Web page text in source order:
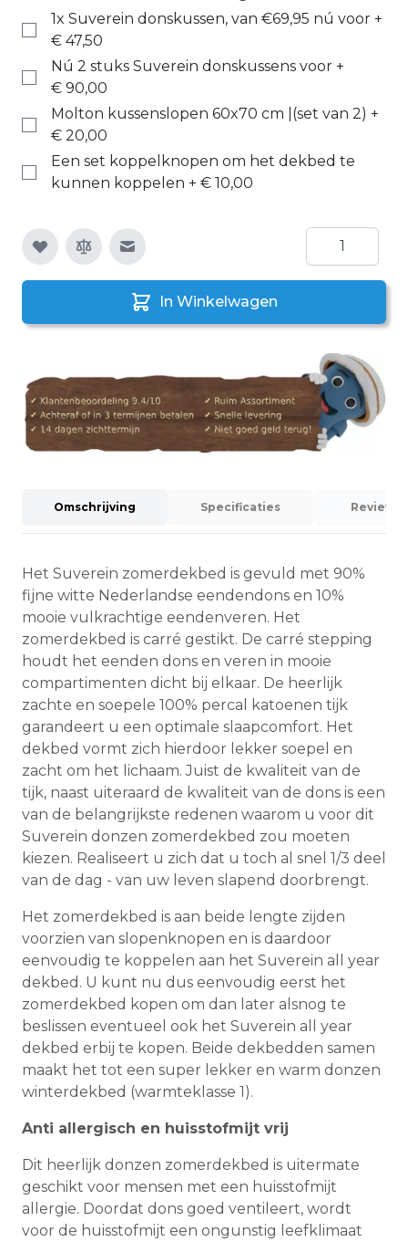
1x Suverein donskussen, van €69,95 nú voor +
€ 47,50
Nú 2 stuks Suverein donskussens voor +
€ 90,00
Molton kussenslopen 60x70 cm |(set van 2) +
€ 20,00
Een set koppelknopen om het dekbed te
kunnen koppelen + € 10,00
E-mail naar een vriend
Aantal
In Winkelwagen
Omschrijving Specificaties Reviews
Het Suverein zomerdekbed is gevuld met 90%
fijne witte Nederlandse eendendons en 10%
mooie vulkrachtige eendenveren. Het
zomerdekbed is carré gestikt. De carré stepping
houdt het eenden dons en veren in mooie
compartimenten dicht bij elkaar. De heerlijk
zachte en soepele 100% percal katoenen tijk
garandeert u een optimale slaapcomfort. Het
dekbed vormt zich hierdoor lekker soepel en
zacht om het lichaam. Juist de kwaliteit van de
tijk, naast uiteraard de kwaliteit van de dons is een
van de belangrijkste redenen waarom u voor dit
Suverein donzen zomerdekbed zou moeten
kiezen. Realiseert u zich dat u toch al snel 1/3 deel
van de dag - van uw leven slapend doorbrengt.
Het zomerdekbed is aan beide lengte zijden
voorzien van slopenknopen en is daardoor
eenvoudig te koppelen aan het Suverein all year
dekbed. U kunt nu dus eenvoudig eerst het
zomerdekbed kopen om dan later alsnog te
beslissen eventueel ook het Suverein all year
dekbed erbij te kopen. Beide dekbedden samen
maakt het tot een super lekker en warm donzen
winterdekbed (warmteklasse 1).
Anti allergisch en huisstofmijt vrij
Dit heerlijk donzen zomerdekbed is uitermate
geschikt voor mensen met een huisstofmijt
allergie. Doordat dons goed ventileert, wordt
voor de huisstofmijt een ongunstig leefklimaat